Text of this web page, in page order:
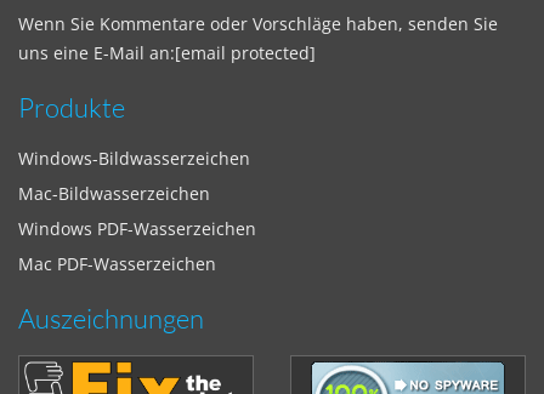
Wenn Sie Kommentare oder Vorschläge haben, senden Sie
uns eine E-Mail an:[email protected]
Produkte
Windows-Bildwasserzeichen
Mac-Bildwasserzeichen
Windows PDF-Wasserzeichen
Mac PDF-Wasserzeichen
Auszeichnungen